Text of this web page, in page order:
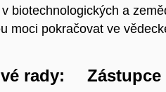
biotechnologických a
moci pokračovat ve
rady: